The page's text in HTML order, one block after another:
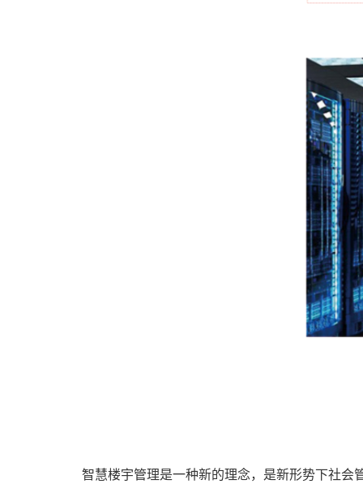
智慧楼宇管理是一种新的理念，是新形势下社会